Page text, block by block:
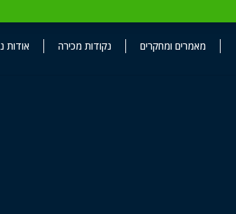
מאמרים ומחקרים נקודות מכירה אודות